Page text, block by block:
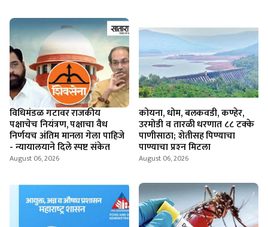
विधिमंडळ गटावर राजकीय
पक्षाचेच नियंत्रण, पक्षाचा वैध
निर्णयच अंतिम मानला गेला पाहिजे
- न्यायालयाने दिले स्पष्ट संकेत
August 06, 2026
कोयना, धोम, बलकवडी, कण्हेर,
उरमोडी व तारळी धरणात ८८ टक्के
पाणीसाठा; शेतीसह पिण्याचा
पाण्याचा प्रश्‍न मिटला
August 06, 2026